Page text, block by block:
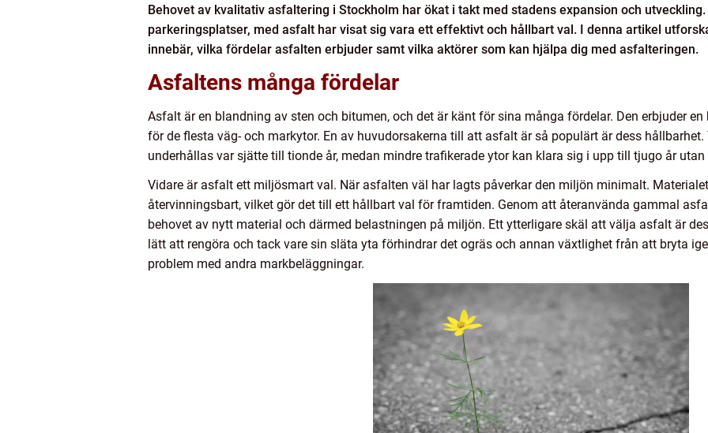
Behovet av kvalitativ asfaltering i Stockholm har ökat i takt med stadens expansion och
parkeringsplatser, med asfalt har visat sig vara ett effektivt och hållbart val. I denna artikel
innebär, vilka fördelar asfalten erbjuder samt vilka aktörer som kan hjälpa dig med asfalteringen.
Asfaltens många fördelar
Asfalt är en blandning av sten och bitumen, och det är känt för sina många fördelar. Den erbjuder
för de flesta väg- och markytor. En av huvudorsakerna till att asfalt är så populärt är dess
underhållas var sjätte till tionde år, medan mindre trafikerade ytor kan klara sig i upp till tjugo år utan
Vidare är asfalt ett miljösmart val. När asfalten väl har lagts påverkar den miljön minimalt.
återvinningsbart, vilket gör det till ett hållbart val för framtiden. Genom att återanvända gammal
behovet av nytt material och därmed belastningen på miljön. Ett ytterligare skäl att välja asfalt är
lätt att rengöra och tack vare sin släta yta förhindrar det ogräs och annan växtlighet från att bryta
problem med andra markbeläggningar.